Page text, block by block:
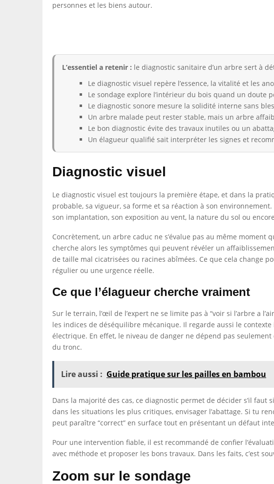
personnes et les biens autour.
L’essentiel a retenir : le diagnostic sanitaire d’un arbre sert à
Le diagnostic visuel repère l’essence, la vitalité et les
Le sondage explore l’intérieur du bois quand un doute
Le diagnostic sonore mesure la solidité interne sans
Un arbre malade peut rester stable, mais un arbre
Le bon diagnostic évite des travaux inutiles ou un
Un élagueur qualifié sait interpréter les signes et
Diagnostic visuel
Le diagnostic visuel est toujours la première étape, et dans la
probable, sa vigueur, sa forme et sa réaction à son
son implantation, son exposition au vent, la nature du sol ou
Concrètement, un arbre caduc ne s’évalue pas au même moment
cherche alors les symptômes qui peuvent révéler un
de taille mal cicatrisées ou racines abîmées. Ce que cela change
régulier ou une urgence réelle.
Ce que l’élagueur cherche vraiment
Sur le terrain, l’œil de l’expert ne se limite pas à “voir si l’arbre a
les indices de déséquilibre mécanique. Il regarde aussi le contexte
électrique. En effet, le niveau de danger ne dépend pas
du tronc.
Lire aussi : Guide pratique sur les pailles en bambou
Dans la majorité des cas, ce diagnostic permet de décider s’il
dans les situations les plus critiques, envisager l’abattage. Si tu
peut paraître “correct” en surface tout en présentant un défaut
Pour une intervention fiable, il est recommandé de confier
avec méthode et proposer les bons travaux. Dans les faits, c’est
Zoom sur le sondage